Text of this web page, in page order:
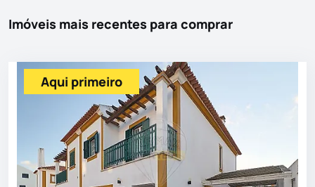
Imóveis mais recentes para comprar
Aqui primeiro